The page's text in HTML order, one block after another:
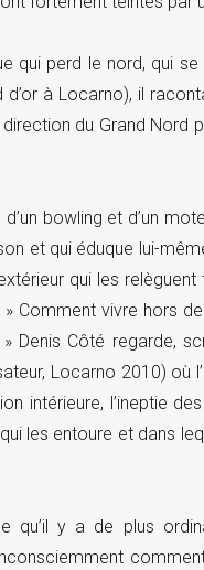
qui perd le nord, qui
à Locarno), il
du Grand Nord
bowling et d’un
et qui éduque lui-
qui les
vivre hors
Denis Côté regarde,
Locarno 2010) où
intérieure, l’ineptie
les entoure et dans
qu’il y a de plus